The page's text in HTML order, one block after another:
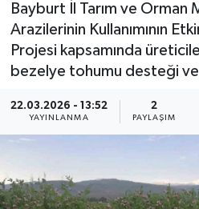
Bayburt İl Tarım ve Orman
Arazilerinin Kullanımının
Projesi kapsamında
bezelye tohumu desteği
22.03.2026 - 13:52
YAYINLANMA
2
PAYLAŞIM
Tüm Manşetler
Son Dakika Haberleri